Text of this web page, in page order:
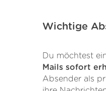
Wichtige
Du möchtest
Mails sofort
Absender als